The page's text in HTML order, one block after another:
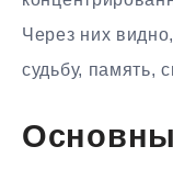
Через них
судьбу, память,